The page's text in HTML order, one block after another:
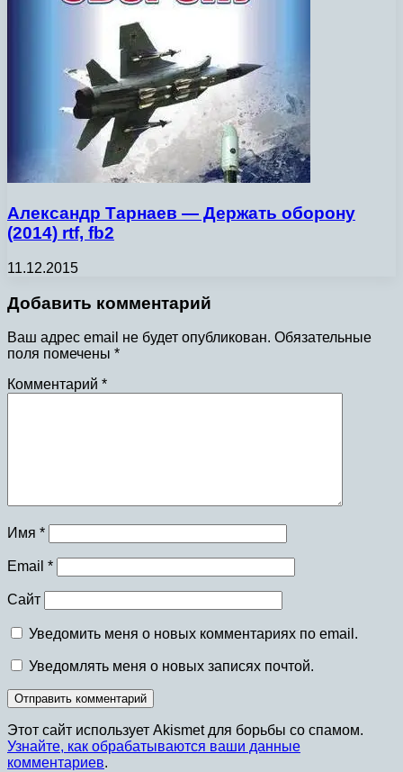
Александр Тарнаев — Держать оборону
(2014) rtf, fb2
11.12.2015
Добавить комментарий
Ваш адрес email не будет опубликован. Обязательные
поля помечены *
Комментарий *
Имя *
Email *
Сайт
Уведомить меня о новых комментариях по email.
Уведомлять меня о новых записях почтой.
Этот сайт использует Akismet для борьбы со спамом.
Узнайте, как обрабатываются ваши данные
комментариев.